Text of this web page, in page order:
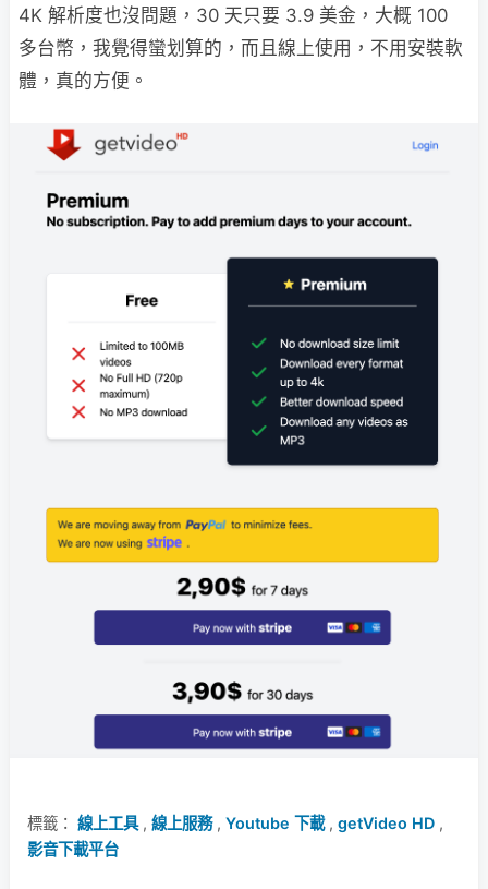
4K 解析度也沒問題，30 天只要 3.9 美金，大概 100
多台幣，我覺得蠻划算的，而且線上使用，不用安裝軟
體，真的方便。
標籤： 線上工具, 線上服務, Youtube 下載, getVideo HD ,
影音下載平台